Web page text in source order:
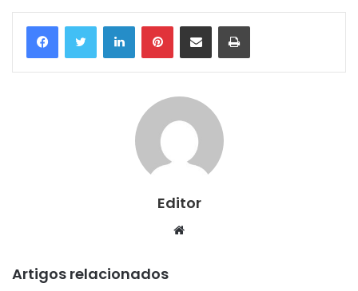
LinkedinPinterestCompartilhar via e-mail Imprimir
Editor
Website
Artigos relacionados